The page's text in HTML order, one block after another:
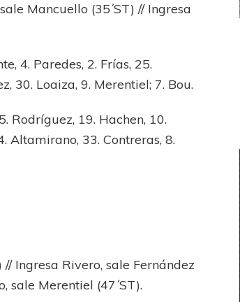
Mancuello (35´ST) // Ingresa
4. Paredes, 2. Frías, 25.
30. Loaiza, 9. Merentiel; 7. Bou.
Rodríguez, 19. Hachen, 10.
Altamirano, 33. Contreras, 8.
Ingresa Rivero, sale Fernández
sale Merentiel (47´ST).
OTRAS LIGAS FEM
Tiro se quedó con la primera semifinal